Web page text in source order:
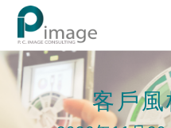
客戶風